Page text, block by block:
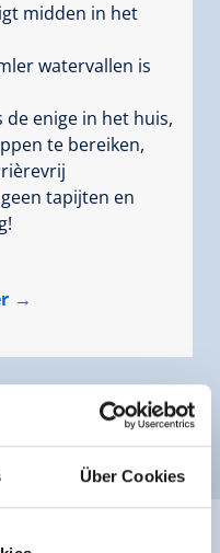
Über Cookies
midden in het
watervallen is
enige in het huis,
te bereiken,
tapijten en